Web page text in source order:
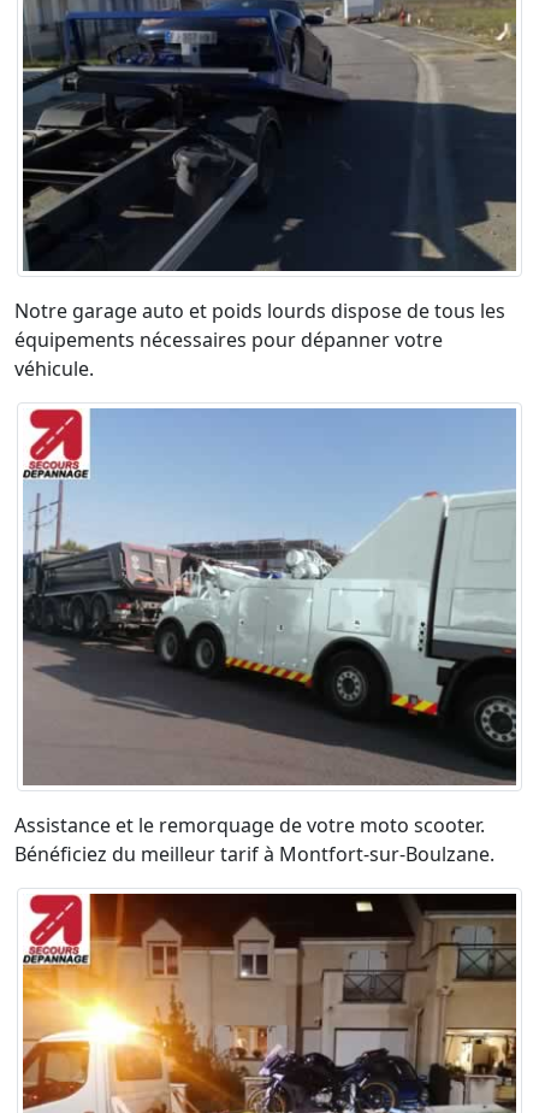
Notre garage auto et poids lourds dispose de tous les
équipements nécessaires pour dépanner votre
véhicule.
Assistance et le remorquage de votre moto scooter.
Bénéficiez du meilleur tarif à Montfort-sur-Boulzane.